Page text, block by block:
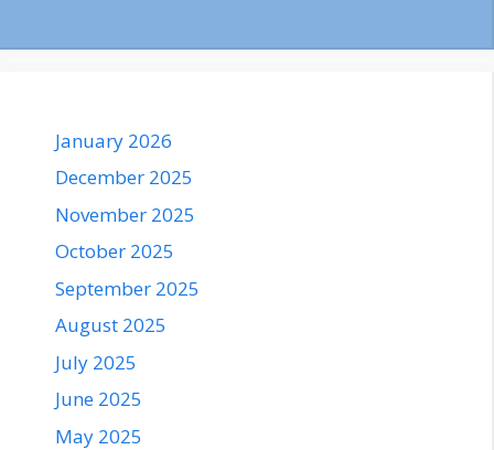
January 2026
December 2025
November 2025
October 2025
September 2025
August 2025
July 2025
June 2025
May 2025